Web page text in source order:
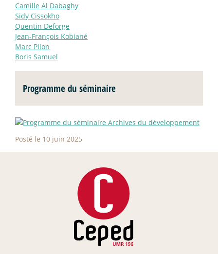
Camille Al Dabaghy
Sidy Cissokho
Quentin Deforge
Jean-François Kobiané
Marc Pilon
Boris Samuel
Programme du séminaire
Posté le 10 juin 2025